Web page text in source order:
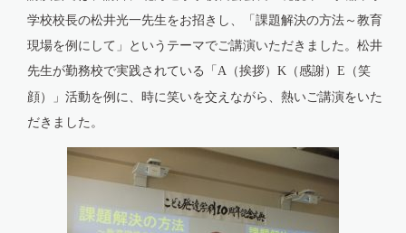
学校校長の松井光一先生をお招きし、「課題解決の方法～教育
現場を例にして」というテーマでご講演いただきました。松井
先生が勤務校で実践されている「A （挨拶） K （感謝） E
（笑
顔）」活動を例に、時に笑いを交えながら、熱いご講演をいた
だきました。